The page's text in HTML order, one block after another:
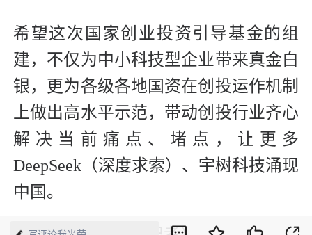
希望这次国家创业投资引导基金的组
建，不仅为中小科技型企业带来真金白
银，更为各级各地国资在创投运作机制
上做出高水平示范，带动创投行业齐心
解决当前痛点、堵点，让更多
DeepSeek（深度求索）、宇树科技涌现
中国。